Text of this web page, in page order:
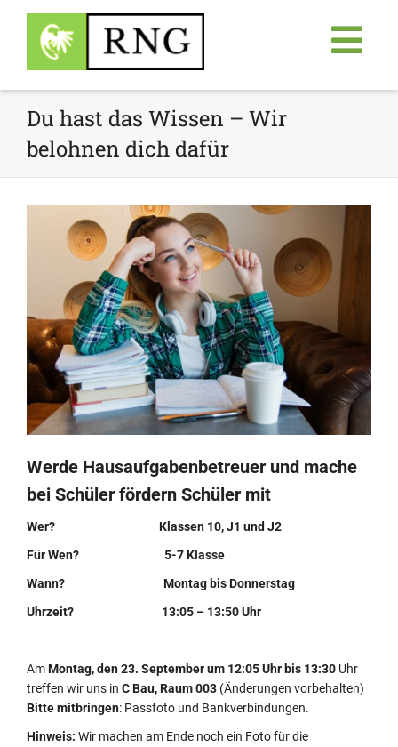
Du hast das Wissen – Wir
belohnen dich dafür
Werde Hausaufgabenbetreuer und mache
bei Schüler fördern Schüler mit
Wer? Klassen 10, J1 und J2
Für Wen? 5-7 Klasse
Wann? Montag bis Donnerstag
Uhrzeit? 13:05 – 13:50 Uhr
AmMontag, den 23. September um 12:05 Uhr bis 13:30 Uhr
treffen wir uns in C Bau, Raum 003 (Änderungen vorbehalten)
Bitte mitbringen: Passfoto und Bankverbindungen.
Hinweis: Wir machen am Ende noch ein Foto für die